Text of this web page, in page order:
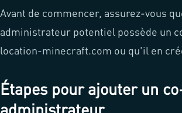
Avant de commencer, assurez-vous
administrateur potentiel possède un
location-minecraft.com ou qu'il en
Étapes pour ajouter un